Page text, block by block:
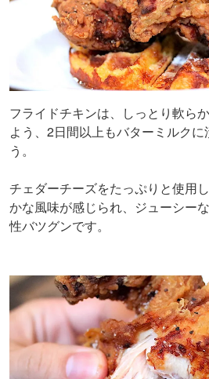
フライドチキンは、しっとり軟ら
よう、2日間以上もバターミルク
う。
チェダーチーズをたっぷりと使用
かな風味が感じられ、ジューシー
性バツグンです。